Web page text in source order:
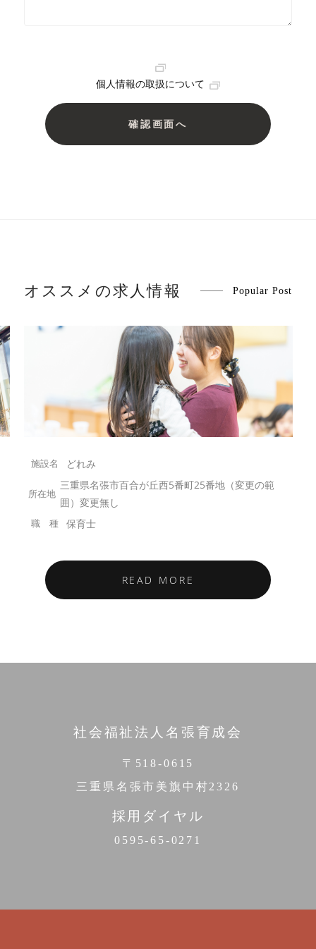
個人情報の取扱について
オススメの求人情報 Popular Post
どれみ
三重県名張市百合が丘西5番町25番地（変更の範
囲）変更無し
保育士
READ MORE
社会福祉法人名張育成会
〒518-0615
三重県名張市美旗中村2326
採用ダイヤル
0595-65-0271